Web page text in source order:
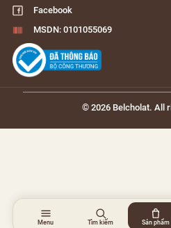
Menu Tìm kiếm Sản phẩm
Facebook
MSDN: 0101055069
© 2026 Belcholat. All